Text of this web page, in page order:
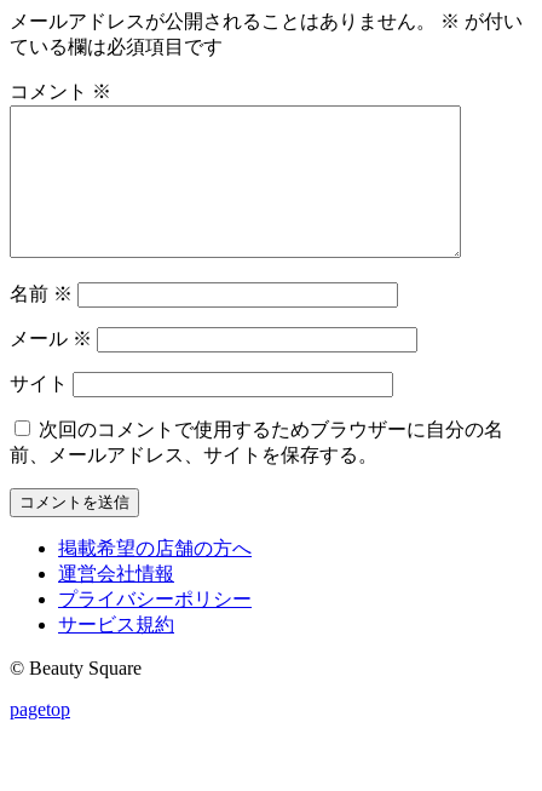
メールアドレスが公開されることはありません。 ※ が付い
ている欄は必須項目です
コメント ※
名前 ※
メール ※
サイト
次回のコメントで使用するためブラウザーに自分の名
前、メールアドレス、サイトを保存する。
掲載希望の店舗の方へ
運営会社情報
プライバシーポリシー
サービス規約
© Beauty Square
pagetop